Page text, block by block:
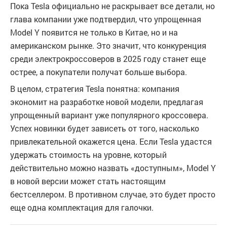
Пока Tesla официально не раскрывает все детали, но
глава компании уже подтвердил, что упрощенная
Model Y появится не только в Китае, но и на
американском рынке. Это значит, что конкуренция
среди электрокроссоверов в 2025 году станет еще
острее, а покупатели получат больше выбора.
В целом, стратегия Tesla понятна: компания
экономит на разработке новой модели, предлагая
упрощенный вариант уже популярного кроссовера.
Успех новинки будет зависеть от того, насколько
привлекательной окажется цена. Если Tesla удастся
удержать стоимость на уровне, который
действительно можно назвать «доступным», Model Y
в новой версии может стать настоящим
бестселлером. В противном случае, это будет просто
еще одна комплектация для галочки.